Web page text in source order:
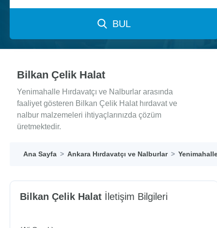
BUL
Bilkan Çelik Halat
Yenimahalle Hırdavatçı ve Nalburlar arasında
faaliyet gösteren Bilkan Çelik Halat hırdavat ve
nalbur malzemeleri ihtiyaçlarınızda çözüm
üretmektedir.
Ana Sayfa Ankara Hırdavatçı ve Nalburlar
Bilkan Çelik Halat İletişim Bilgileri